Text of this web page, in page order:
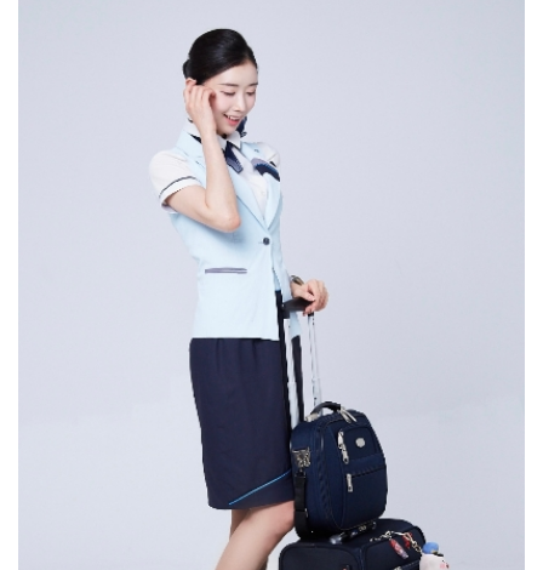
덕분에 저는 제가 하고 싶었던 안경원을 운영하고 있으며
모교에서 강의도 하고 있습니다.기회를 잡기 위해서
꾸준히 준비하고 있는다면 우연히 찾아오는 기회를 놓치지
않고 잡을 수 있을 거라고 생각합니다.
큰 도움이 되었습니다. 물리치료학과에서는 임상실습을
8주간, 총 2번 진행하고 있습니다. 실습지는 대학병원부터
종합병원, 재활병원, 요양병원 등으로 다양한데 저는
대학병원, 재활병원에서 실습하며 다양한 분야를
경험하고, 환자분들과 소통하는 태도와 마음가짐을
직접적으로 배울 수 있었습니다. 미래에 몸담고 싶은
분야를 아직 결정하지 못했다면, 다양한 현장을 보고 느낄
수 있는 병원에서 실습을 하며 임상을 경험하고 병원
시스템의 구조를 이해하면 좋을 것 같습니다.그리고 교내
축제나 동아리 활동으로 대학 생활을 즐길 수 있는 요소를
찾아 의미 있는 추억도 만들고, 후회 없는 대학 생활을
보내셨으면 좋겠습니다. 학교 공지나 소식도 수시로
확인하여 자신에게 실질적으로 도움이 될 수 있는 정보를
찾는 것이 도움이 될 것이라고 생각합니다. 어떤 진로를
선택하든, 최선을 다해 자신의 열정을 발휘하여 사회에
선한 영향력을 제공하는 분들이 될 수 있기를
응원하겠습니다. 다양한 자리에서 좋은 인연으로
만나뵈었으면 좋겠습니다, 감사합니다.
받고, 저도 해외여행을 많이 하면서 어떤 직업이 사람들도
많이 만나고 해외여행도 자유롭게 다닐 수 있을까? 라고
생각했을 때 아무래도 객실 승무원이 가장 적합한
직업이라는 생각이 들었습니다. 백녹담 : 본인의 현재
직장과 직무에 대해 간단하게 소개 부탁드립니다. 우성하
동문 : 저는 에어프레미아 주식회사에서 현재 객실
승무원으로 일을 하고 있습니다. 백녹담 : 에어프레미아
주식회사, 많은 분들에게 생소하게 느껴지실 수도 있을 것
같은데요. 우성하 동문 : 네. 에어프레미아 주식회사는 국내
항공사인데 이번에 새로 생겼습니다. 생긴 지 얼마 되지
않았고, 중장거리만 가는 사업 모델이기 때문에 애초에
국내선은 아예 없고 전부 다 미주노선이나 유럽 2쪽으로
많이 갑니다. 그래서 어학이나 글로벌 마인드에 굉장히
적합한 인재들을 채용해서 좋은 기회로 일하고 있다고
생각합니다. 백녹담 : 미주나 유럽 노선 쪽으로 비행기
타시면서 기내에서 많은 시간을 보내고 계시겠네요. 일을
하면서 힘드신 점은 없으신가요? 우성하 동문 : 사실 생긴
지 얼마 안 된 회사고 스타트업을 베이스로 시작한